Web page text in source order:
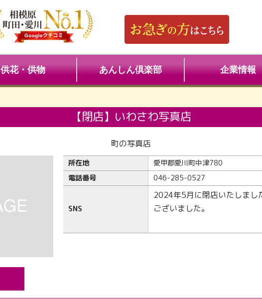
供花・供物 あんしん倶楽部 企業情報
【閉店】いわさわ写真店
町の写真店
所在地
愛甲郡愛川町中津780
電話番号
046-285-0527
SNS
2024年5月に閉店いたしまし
ございました。